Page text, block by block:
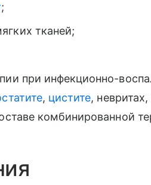
;
тканей;
при инфекционно-
, цистите,
комбинированной